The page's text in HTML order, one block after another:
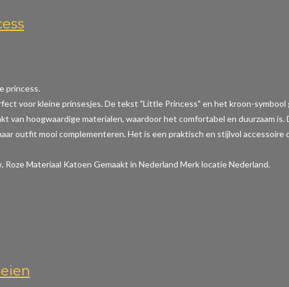
princess.
voor kleine prinsesjes. De tekst "Little Princess" en het kroon-symbool
van hoogwaardige materialen, waardoor het comfortabel en duurzaam is.
outfit mooi complementeren. Het is een praktisch en stijlvol accessoire
Roze Materiaal Katoen Gemaakt in Nederland Merk locatie Nederland.